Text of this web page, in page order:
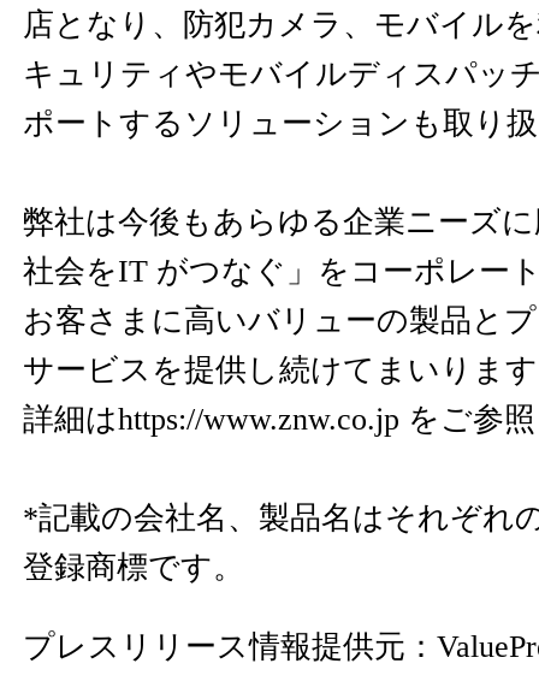
店となり、防犯カメラ、モバイル
キュリティやモバイルディスパッ
ポートするソリューションも取り
弊社は今後もあらゆる企業ニーズ
社会をIT がつなぐ」をコーポレー
お客さまに高いバリューの製品と
サービスを提供し続けてまいりま
詳細はhttps://www.znw.co.jp をご参
*記載の会社名、製品名はそれぞれ
登録商標です。
プレスリリース情報提供元：